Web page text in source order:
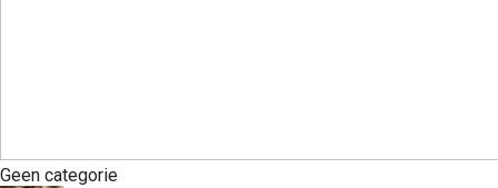
Geen categorie